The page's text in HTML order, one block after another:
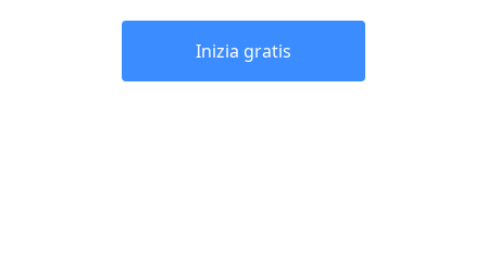
Inizia gratis